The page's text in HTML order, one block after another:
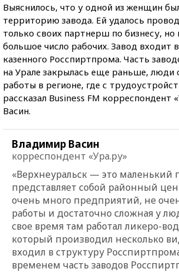
Выяснилось, что у одной из женщин
территорию завода. Ей удалось
только своих партнерш по бизнесу, но
большое число рабочих. Завод входит
казенного Росспиртпрома. Часть
на Урале закрылась еще раньше, люди
работы в регионе, где с
рассказал Business FM корреспондент
Васин.
Владимир Васин
корреспондент «Ура.ру»
«Верхнеуральск — это маленький
представляет собой районный
очень много предприятий, не
работы и достаточно сложная у
свое время там работал ликеро-
который производил несколько
входил в структуру
временем часть заводов